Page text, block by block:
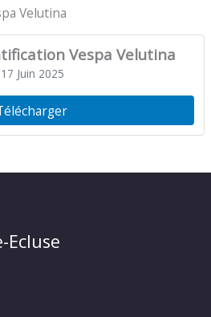
Velutina
Vespa Velutina
Juin 2025
Ecluse